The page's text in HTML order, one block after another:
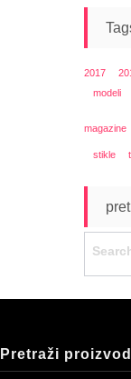
2017
modeli
magazine
stikle
Pretraži proizvod